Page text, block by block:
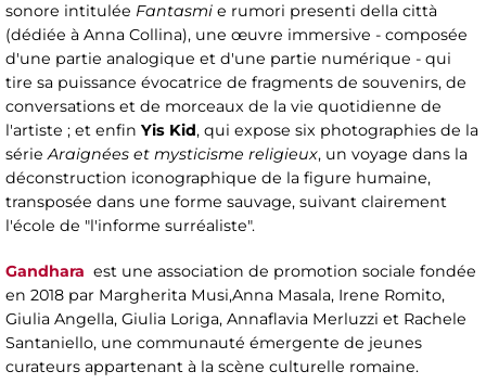
sonore intitulée Fantasmi e rumori presenti della città
(dédiée à Anna Collina), une œuvre immersive - composée
d'une partie analogique et d'une partie numérique - qui
tire sa puissance évocatrice de fragments de souvenirs, de
conversations et de morceaux de la vie quotidienne de
l'artiste ; et enfin Yis Kid, qui expose six photographies de la
sérieAraignées et mysticisme religieux, un voyage dans la
déconstruction iconographique de la figure humaine,
transposée dans une forme sauvage, suivant clairement
l'école de "l'informe surréaliste".
Gandhara est une association de promotion sociale fondée
en 2018 par Margherita Musi,Anna Masala, Irene Romito,
Giulia Angella, Giulia Loriga, Annaflavia Merluzzi et Rachele
Santaniello, une communauté émergente de jeunes
curateurs appartenant à la scène culturelle romaine.